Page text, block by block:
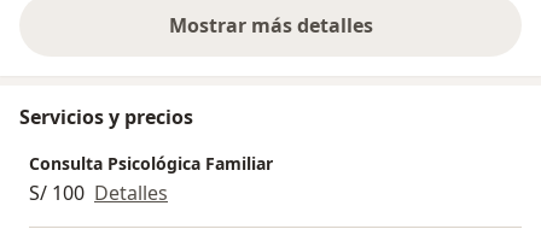
Mostrar más detalles
sobre la experiencia
Servicios y precios
Consulta Psicológica Familiar
S/ 100 Detalles